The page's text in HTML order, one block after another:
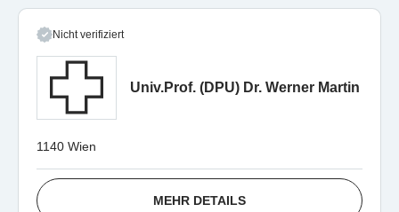
Nicht verifiziert
Univ.Prof. (DPU) Dr. Werner Martin
1140 Wien
MEHR DETAILS